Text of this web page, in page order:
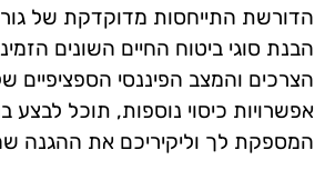
הדורשת התייחסות מדוקדקת של
הבנת סוגי ביטוח החיים השונים
הצרכים והמצב הפיננסי הספציפיים
אפשרויות כיסוי נוספות, תוכל לבצע
המספקת לך וליקיריכם את ההגנה